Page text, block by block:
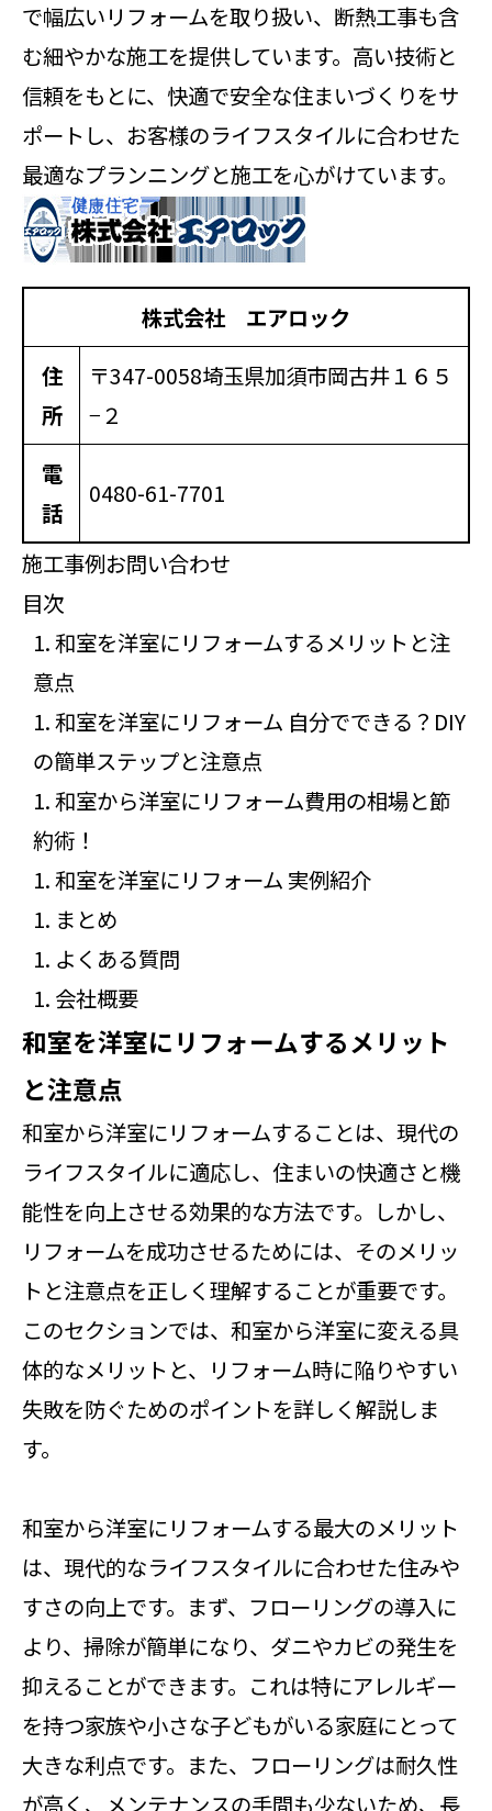
で幅広いリフォームを取り扱い、断熱工事も含
む細やかな施工を提供しています。高い技術と
信頼をもとに、快適で安全な住まいづくりをサ
ポートし、お客様のライフスタイルに合わせた
最適なプランニングと施工を心がけています。
株式会社 エアロック
住
所
〒347-0058埼玉県加須市岡古井１６５
−２
電
話
0480-61-7701
施工事例お問い合わせ
目次
和室を洋室にリフォームするメリットと注
意点
和室を洋室にリフォーム 自分でできる？DIY
の簡単ステップと注意点
和室から洋室にリフォーム費用の相場と節
約術！
和室を洋室にリフォーム 実例紹介
まとめ
よくある質問
会社概要
和室を洋室にリフォームするメリット
と注意点
和室から洋室にリフォームすることは、現代の
ライフスタイルに適応し、住まいの快適さと機
能性を向上させる効果的な方法です。しかし、
リフォームを成功させるためには、そのメリッ
トと注意点を正しく理解することが重要です。
このセクションでは、和室から洋室に変える具
体的なメリットと、リフォーム時に陥りやすい
失敗を防ぐためのポイントを詳しく解説しま
す。
和室から洋室にリフォームする最大のメリット
は、現代的なライフスタイルに合わせた住みや
すさの向上です。まず、フローリングの導入に
より、掃除が簡単になり、ダニやカビの発生を
抑えることができます。これは特にアレルギー
を持つ家族や小さな子どもがいる家庭にとって
大きな利点です。また、フローリングは耐久性
が高く、メンテナンスの手間も少ないため、長